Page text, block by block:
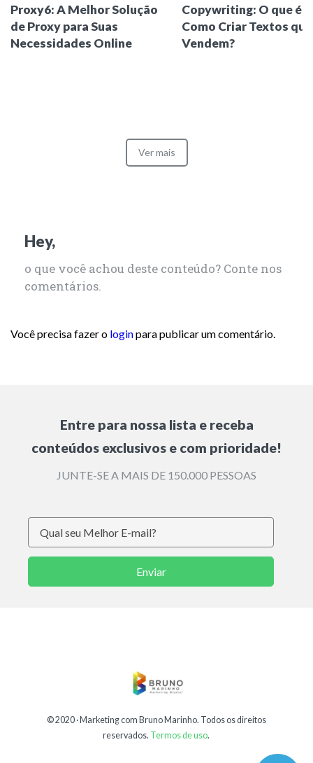
Proxy6: A Melhor Solução
de Proxy para Suas
Necessidades Online
Copywriting: O que é e
Como Criar Textos que
Vendem?
Ver mais
Hey,
o que você achou deste conteúdo? Conte nos
comentários.
Você precisa fazer o loginpara publicar um comentário.
Entre para nossa lista e receba
conteúdos exclusivos e com prioridade!
JUNTE-SE A MAIS DE 150.000 PESSOAS
Enviar
© 2020 ·Marketing com Bruno Marinho. Todos os direitos
reservados. Termos de uso.